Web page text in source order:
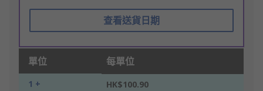
查看送貨日期
單位 每單位
1 + HK$100.90